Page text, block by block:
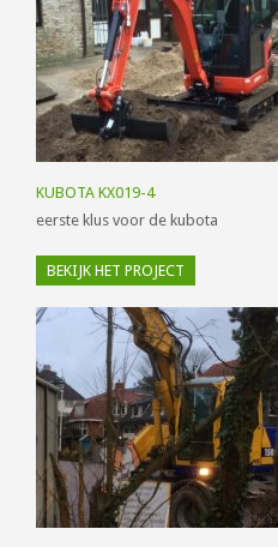
KUBOTA KX019-4
eerste klus voor de kubota
BEKIJK HET PROJECT